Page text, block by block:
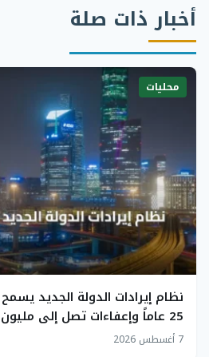
أخبار ذات صلة
محليات
نظام إيرادات الدولة الجديد
25 عاماً وإعفاءات تصل إلى مليون ريال
7 أغسطس 2026